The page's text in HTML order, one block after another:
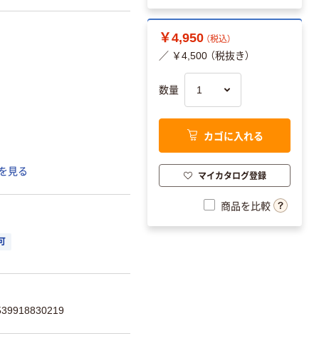
見る
￥4,950 （税込）
／ ￥4,500 （税抜き）
数量
カゴに入れる
マイカタログ登録
商品を比較